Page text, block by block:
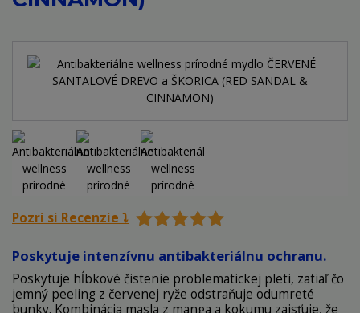
Pozri si Recenzie ⤵️
Poskytuje intenzívnu antibakteriálnu ochranu.
Poskytuje hĺbkové čistenie problematickej pleti, zatiaľ čo
jemný peeling z červenej ryže odstraňuje odumreté
bunky. Kombinácia masla z manga a kokumu zaisťuje, že